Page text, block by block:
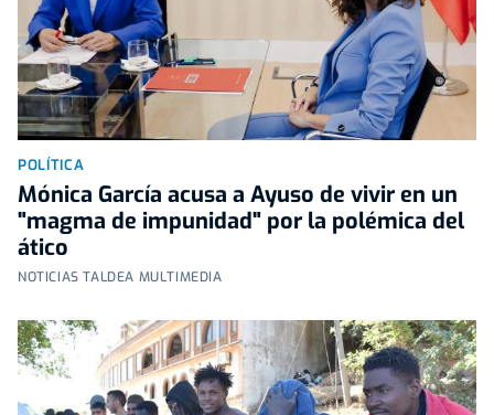
POLÍTICA
Mónica García acusa a Ayuso de vivir en un
"magma de impunidad" por la polémica del
ático
NOTICIAS TALDEA MULTIMEDIA